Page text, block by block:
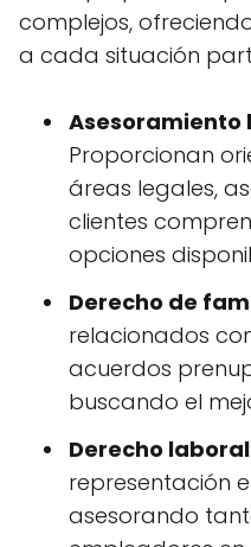
complejos,
a cada situación
Proporcionan
áreas legales,
clientes
opciones
Derecho de
relacionados
acuerdos
buscando el
Derecho laboral
representación
asesorando